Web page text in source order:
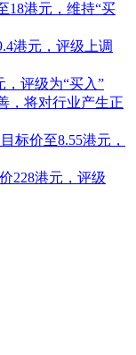
18港元，维持“买
港元，评级上调
，评级为“买入”
，将对行业产生正
标价至8.55港元，
228港元，评级